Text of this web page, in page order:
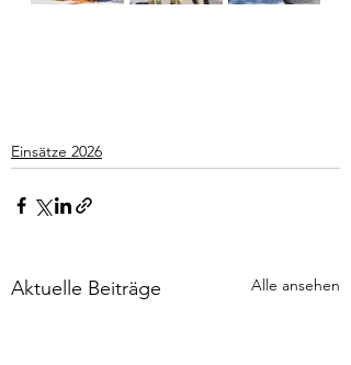
Einsätze 2026
Aktuelle Beiträge Alle ansehen